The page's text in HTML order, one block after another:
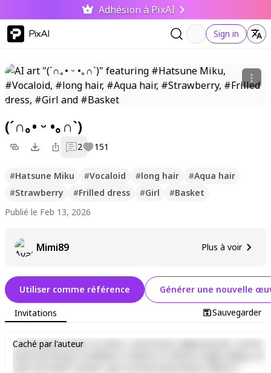
Adhésion à PixAI
PixAI Sign in
(⁠´⁠∩⁠｡⁠•⁠ ⁠ᵕ⁠ ⁠•⁠｡⁠∩⁠`⁠)
2 151
#Hatsune Miku #Vocaloid #long hair #Aqua hair
#Strawberry #Frilled dress #Girl #Basket
Publié le Feb 13, 2026
Mimi89 Plus à voir
Utiliser comme référence Générer une nouvelle
Invitations Sauvegarder
Lorem ipsum dolor sit amet, consectetur adipiscing elit, sed do
Caché par l'auteur